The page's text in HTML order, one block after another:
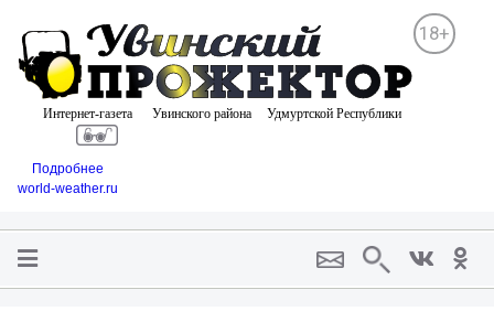
18+
Подробнее
world-weather.ru